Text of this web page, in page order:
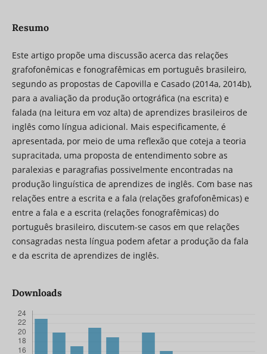
Resumo
Este artigo propõe uma discussão acerca das relações
grafofonêmicas e fonografêmicas em português brasileiro,
segundo as propostas de Capovilla e Casado (2014a, 2014b),
para a avaliação da produção ortográfica (na escrita) e
falada (na leitura em voz alta) de aprendizes brasileiros de
inglês como língua adicional. Mais especificamente, é
apresentada, por meio de uma reflexão que coteja a teoria
supracitada, uma proposta de entendimento sobre as
paralexias e paragrafias possivelmente encontradas na
produção linguística de aprendizes de inglês. Com base nas
relações entre a escrita e a fala (relações grafofonêmicas) e
entre a fala e a escrita (relações fonografêmicas) do
português brasileiro, discutem-se casos em que relações
consagradas nesta língua podem afetar a produção da fala
e da escrita de aprendizes de inglês.
Downloads